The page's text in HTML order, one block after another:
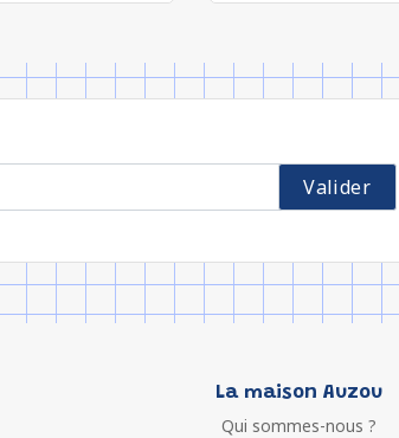
La maison Auzou
Qui sommes-nous ?